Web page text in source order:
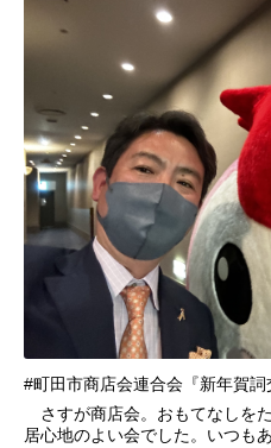
#町田市商店会連合会『新年賀詞
さすが商店会。おもてなしを
居心地のよい会でした。いつも